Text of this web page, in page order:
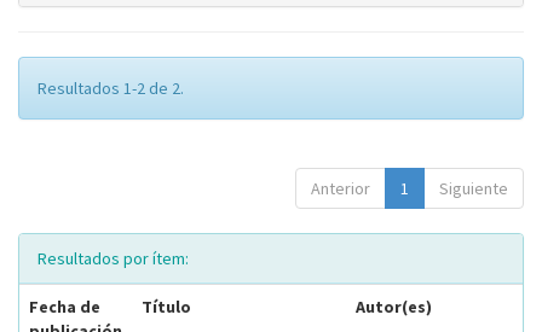
Resultados 1-2 de 2.
Anterior 1 Siguiente
Resultados por ítem:
Fecha de
Título Autor(es)